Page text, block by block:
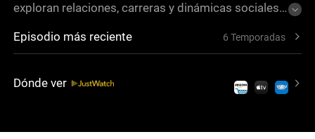
exploran relaciones, carreras y dinámicas sociales
la serie examina las citas modernas, la sexualidad y
las decisiones personales. A lo largo de seis
personales que moldean su visión sobre el amor, el
Episodio más reciente 6 Temporadas
Dónde ver